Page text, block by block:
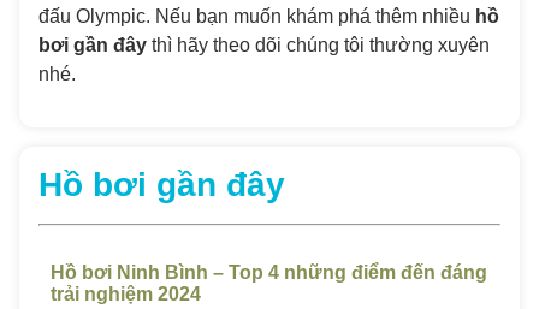
đấu Olympic. Nếu bạn muốn khám phá thêm nhiều hồ
bơi gần đây thì hãy theo dõi chúng tôi thường xuyên
nhé.
Hồ bơi gần đây
Hồ Bơi Sóc Trăng Giá Rẻ – Top 4 Những Bể
Chất Lượng Cao 2024